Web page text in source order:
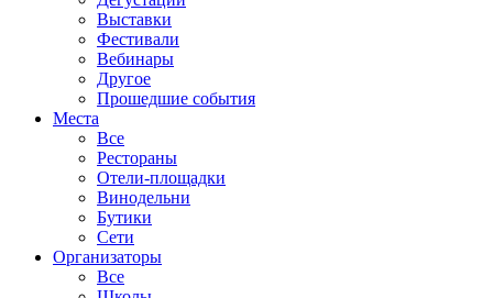
Выставки
Фестивали
Вебинары
Другое
Прошедшие события
Места
Все
Рестораны
Отели-площадки
Винодельни
Бутики
Сети
Организаторы
Все